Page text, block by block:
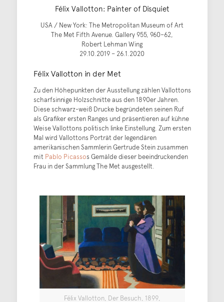
Félix Vallotton: Painter of Disquiet
USA / New York: The Metropolitan Museum of Art
The Met Fifth Avenue. Gallery 955, 960–62,
Robert Lehman Wing
29.10.2019 – 26.1.2020
Félix Vallotton in der Met
Zu den Höhepunkten der Ausstellung zählen Vallottons
scharfsinnige Holzschnitte aus den 1890er Jahren.
Diese schwarz-weiß Drucke begründeten seinen Ruf
als Grafiker ersten Ranges und präsentieren auf kühne
Weise Vallottons politisch linke Einstellung. Zum ersten
Mal wird Vallottons Porträt der legendären
amerikanischen Sammlerin Gertrude Stein zusammen
mit Pablo Picassos Gemälde dieser beeindruckenden
Frau in der Sammlung The Met ausgestellt.
Félix Vallotton, Der Besuch, 1899,